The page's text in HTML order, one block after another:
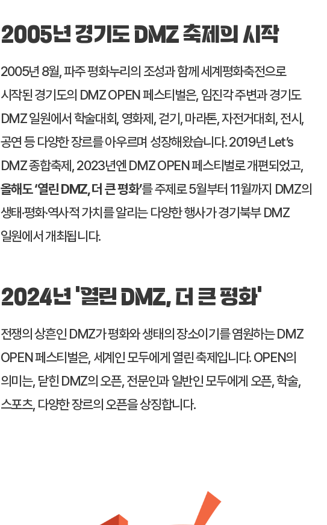
2005년 경기도 DMZ 축제의 시작
2005년 8월, 파주 평화누리의 조성과 함께 세계평화축전으로
시작된 경기도의 DMZ OPEN 페스티벌은, 임진각 주변과 경기도
DMZ 일원에서 학술대회, 영화제, 걷기, 마라톤, 자전거대회, 전시,
공연 등 다양한 장르를 아우르며 성장해왔습니다. 2019년 Let’s
DMZ 종합축제, 2023년엔 DMZ OPEN 페스티벌로 개편되었고,
올해도 ‘열린 DMZ, 더 큰 평화’를 주제로 5월부터 11월까지 DMZ의
생태·평화·역사적 가치를 알리는 다양한 행사가 경기북부 DMZ
일원에서 개최됩니다.
2024년 ‘열린 DMZ, 더 큰 평화’
전쟁의 상흔인 DMZ가 평화와 생태의 장소이기를 염원하는 DMZ
OPEN 페스티벌은, 세계인 모두에게 열린 축제입니다. OPEN의
의미는, 닫힌 DMZ의 오픈, 전문인과 일반인 모두에게 오픈, 학술,
스포츠, 다양한 장르의 오픈을 상징합니다.